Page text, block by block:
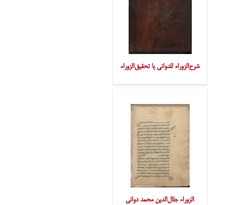
شرح‌الزوراء للدوانی یا تحقیق‌الزوراء
الزوراء جلال‌الدین محمد دوانی